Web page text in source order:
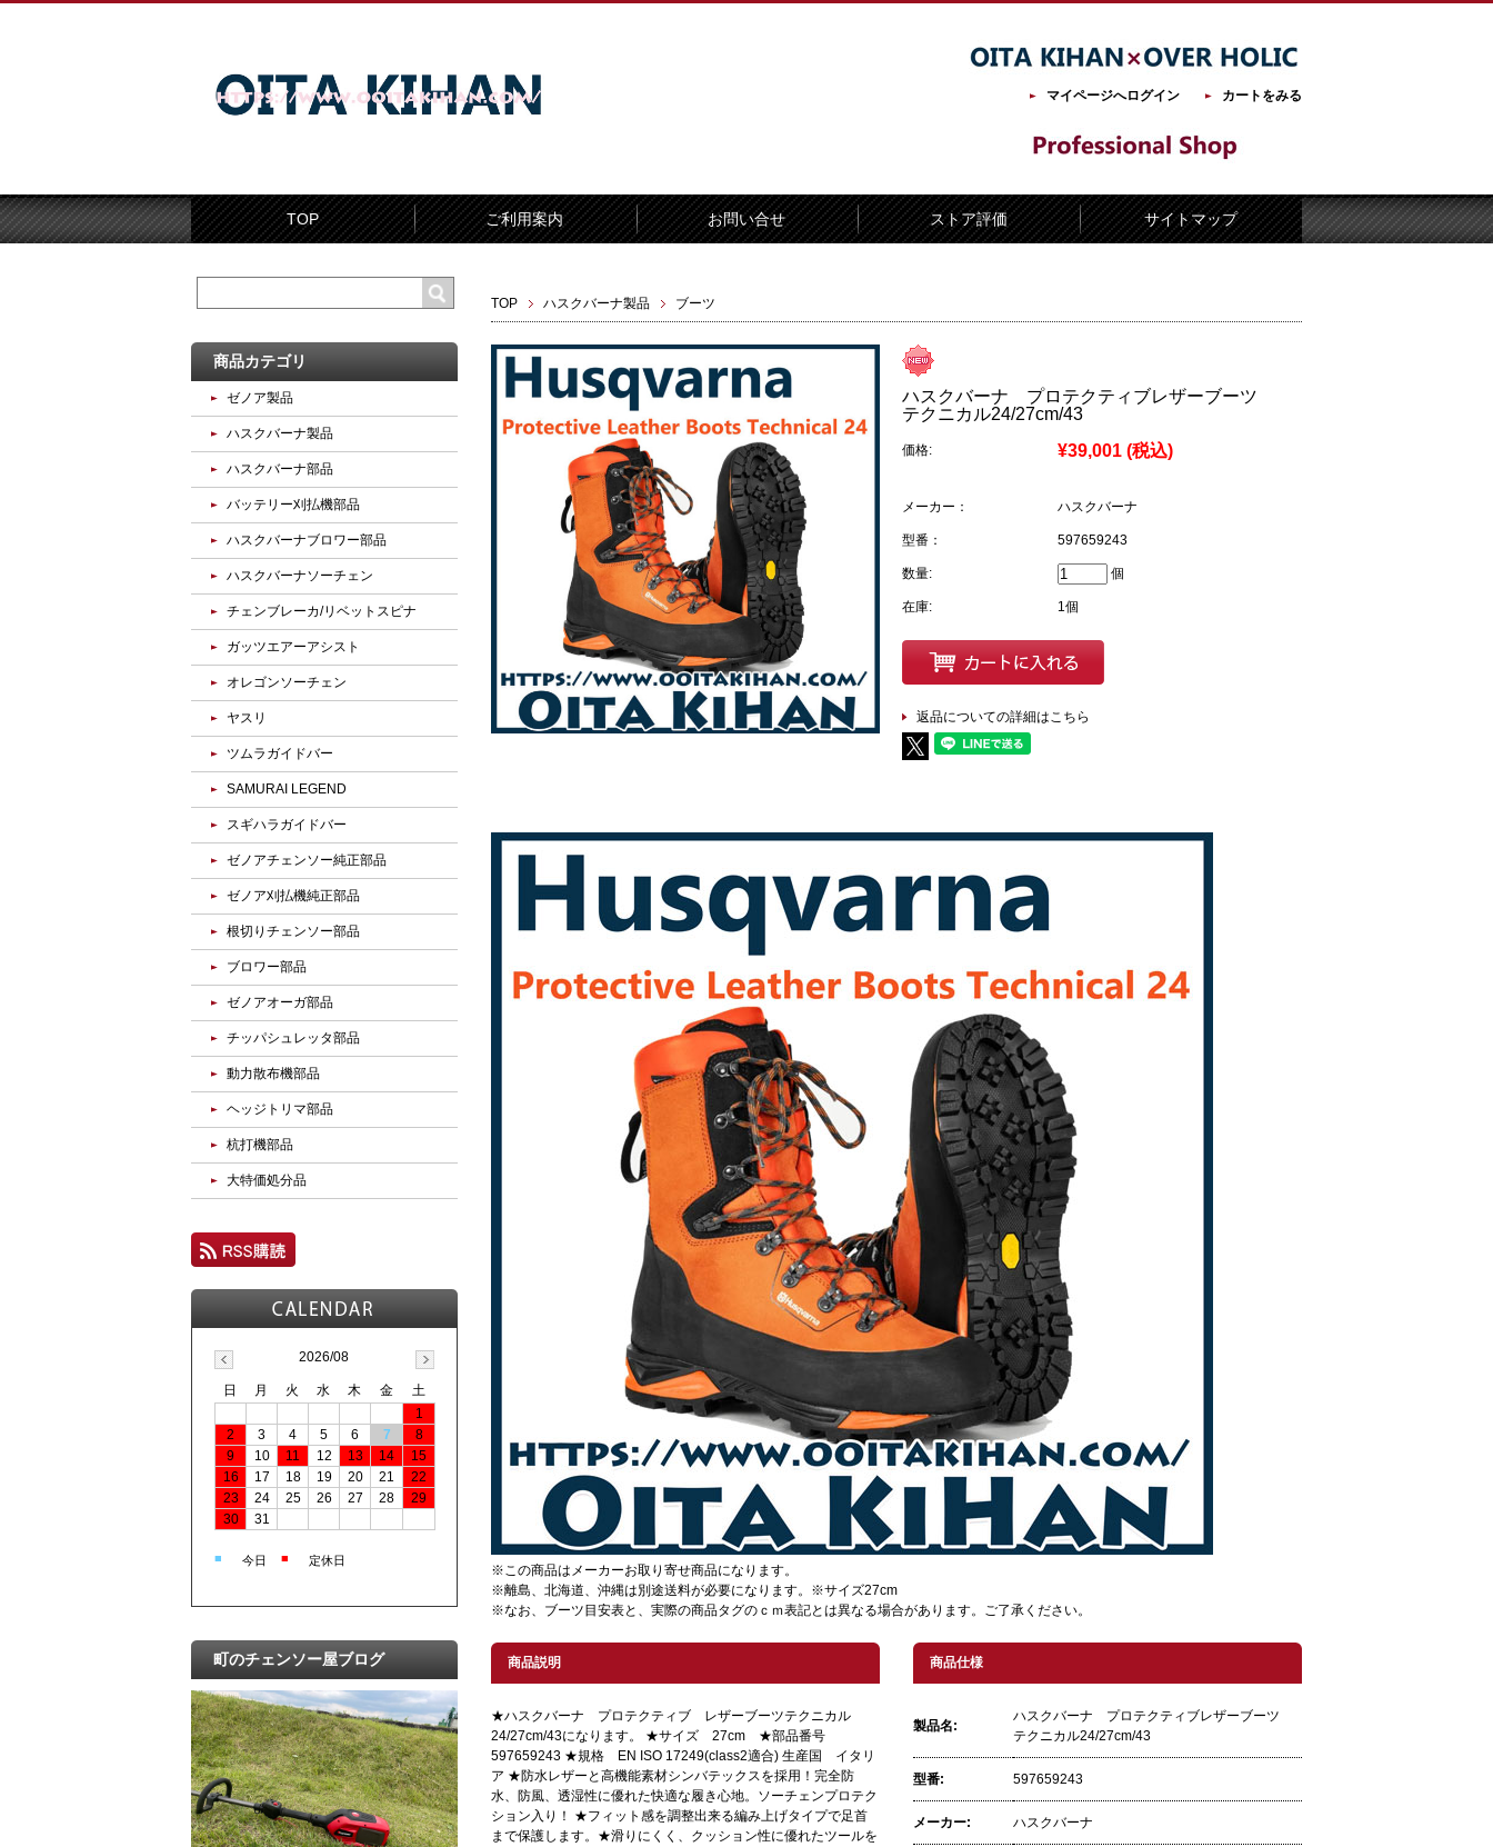
マイページへログイン カートをみる
TOP ご利用案内 お問い合せ ストア評価 サイトマップ
TOP ハスクバーナ製品 ブーツ
ハスクバーナ プロテクティブレザーブーツ
テクニカル24/27cm/43
価格: ¥39,001 (税込)
メーカー： ハスクバーナ
型番： 597659243
数量: 個
在庫: 1個
返品についての詳細はこちら
※この商品はメーカーお取り寄せ商品になります。
※離島、北海道、沖縄は別途送料が必要になります。※サイズ27cm
※なお、ブーツ目安表と、実際の商品タグのｃｍ表記とは異なる場合があります。ご了承ください。
商品説明
★ハスクバーナ プロテクティブ レザーブーツテクニカル
24/27cm/43になります。 ★サイズ 27cm ★部品番号
597659243 ★規格 EN ISO 17249(class2適合) 生産国 イタリ
ア ★防水レザーと高機能素材シンバテックスを採用！完全防
水、防風、透湿性に優れた快適な履き心地。ソーチェンプロテク
ション入り！ ★フィット感を調整出来る編み上げタイプで足首
まで保護します。★滑りにくく、クッション性に優れたツールを
商品仕様
製品名:
ハスクバーナ プロテクティブレザーブーツ
テクニカル24/27cm/43
型番: 597659243
メーカー: ハスクバーナ
商品カテゴリ
ゼノア製品
ハスクバーナ製品
ハスクバーナ部品
バッテリー刈払機部品
ハスクバーナブロワー部品
ハスクバーナソーチェン
チェンブレーカ/リベットスピナ
ガッツエアーアシスト
オレゴンソーチェン
ヤスリ
ツムラガイドバー
SAMURAI LEGEND
スギハラガイドバー
ゼノアチェンソー純正部品
ゼノア刈払機純正部品
根切りチェンソー部品
ブロワー部品
ゼノアオーガ部品
チッパシュレッタ部品
動力散布機部品
ヘッジトリマ部品
杭打機部品
大特価処分品
2026/08
日 月 火 水 木 金
土
1
2
3 4 5 6 7
8
9
10 11 12 13 14
15
16
17 18 19 20 21
22
23
24 25 26 27 28
29
30
31
■ 今日 ■ 定休日
町のチェンソー屋ブログ